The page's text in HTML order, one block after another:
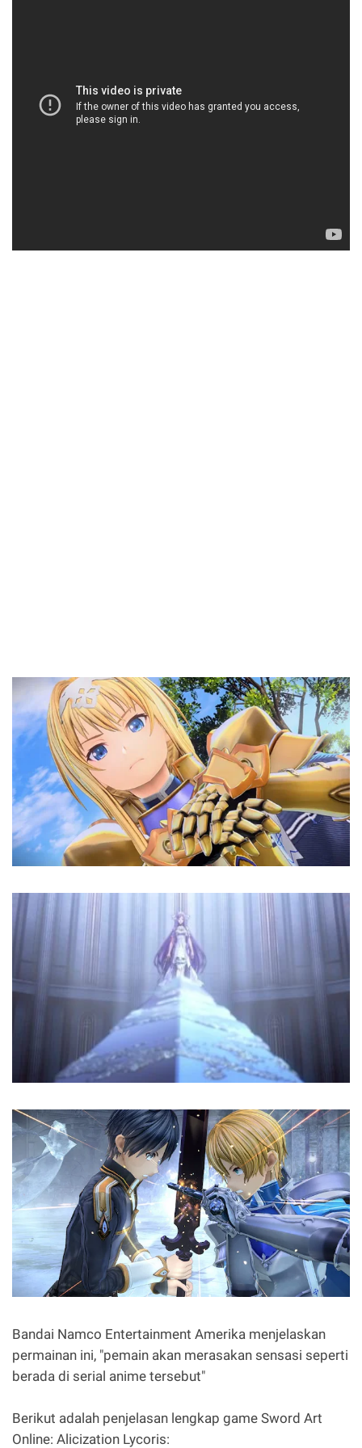
Bandai Namco Entertainment Amerika menjelaskan
permainan ini, "pemain akan merasakan sensasi seperti
berada di serial anime tersebut"
Berikut adalah penjelasan lengkap game Sword Art
Online: Alicization Lycoris: